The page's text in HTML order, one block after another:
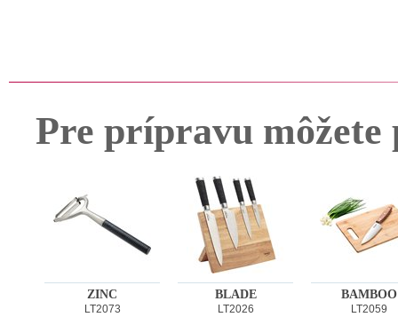
Pre prípravu
ZINC
LT2073
BLADE
LT2026
BAMBOO
LT2059